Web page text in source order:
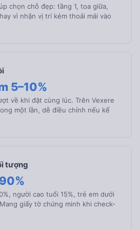
chọn chỗ đẹp: tầng 1, toa giữa,
vì nhận vị trí kém thoải mái vào
5–10%
về khi đặt cùng lúc. Trên Vexere
một lần, dễ điều chỉnh nếu kế
tượng
người cao tuổi 15%, trẻ em dưới
giấy tờ chứng minh khi check-